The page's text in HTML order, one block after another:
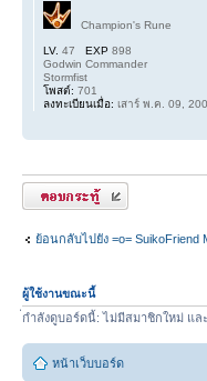
Champion's Rune
LV. 47 EXP 898
Godwin Commander
Stormfist
โพสต์: 701
ลงทะเบียนเมื่อ: เสาร์ พ.ค. 09,
ตอบกระทู้
ย้อนกลับไปยัง =o= SuikoFriend
ผู้ใช้งานขณะนี้
กำลังดูบอร์ดนี้: ไม่มีสมาชิกใหม่ แล
หน้าเว็บบอร์ด